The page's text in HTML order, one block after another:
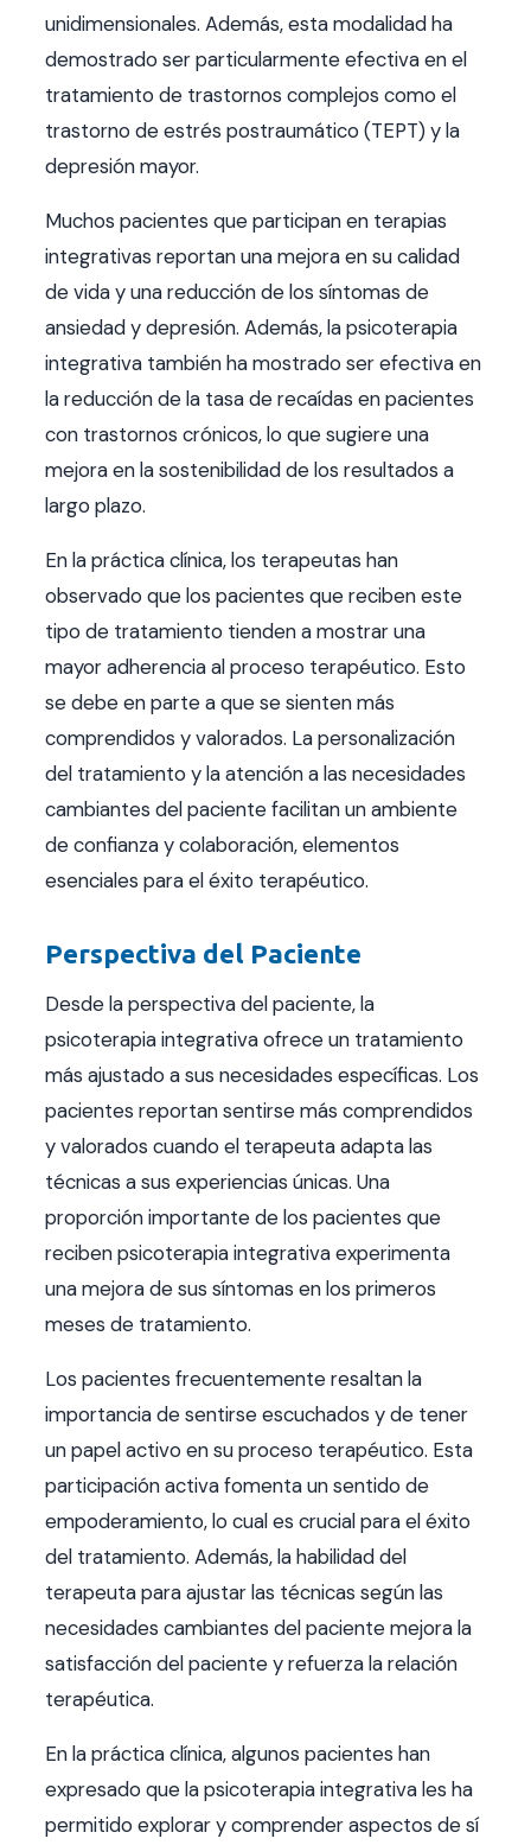
unidimensionales. Además, esta modalidad ha
demostrado ser particularmente efectiva en el
tratamiento de trastornos complejos como el
trastorno de estrés postraumático (TEPT) y la
depresión mayor.
Muchos pacientes que participan en terapias
integrativas reportan una mejora en su calidad
de vida y una reducción de los síntomas de
ansiedad y depresión. Además, la psicoterapia
integrativa también ha mostrado ser efectiva en
la reducción de la tasa de recaídas en pacientes
con trastornos crónicos, lo que sugiere una
mejora en la sostenibilidad de los resultados a
largo plazo.
En la práctica clínica, los terapeutas han
observado que los pacientes que reciben este
tipo de tratamiento tienden a mostrar una
mayor adherencia al proceso terapéutico. Esto
se debe en parte a que se sienten más
comprendidos y valorados. La personalización
del tratamiento y la atención a las necesidades
cambiantes del paciente facilitan un ambiente
de confianza y colaboración, elementos
esenciales para el éxito terapéutico.
Perspectiva del Paciente
Desde la perspectiva del paciente, la
psicoterapia integrativa ofrece un tratamiento
más ajustado a sus necesidades específicas. Los
pacientes reportan sentirse más comprendidos
y valorados cuando el terapeuta adapta las
técnicas a sus experiencias únicas. Una
proporción importante de los pacientes que
reciben psicoterapia integrativa experimenta
una mejora de sus síntomas en los primeros
meses de tratamiento.
Los pacientes frecuentemente resaltan la
importancia de sentirse escuchados y de tener
un papel activo en su proceso terapéutico. Esta
participación activa fomenta un sentido de
empoderamiento, lo cual es crucial para el éxito
del tratamiento. Además, la habilidad del
terapeuta para ajustar las técnicas según las
necesidades cambiantes del paciente mejora la
satisfacción del paciente y refuerza la relación
terapéutica.
En la práctica clínica, algunos pacientes han
expresado que la psicoterapia integrativa les ha
permitido explorar y comprender aspectos de sí